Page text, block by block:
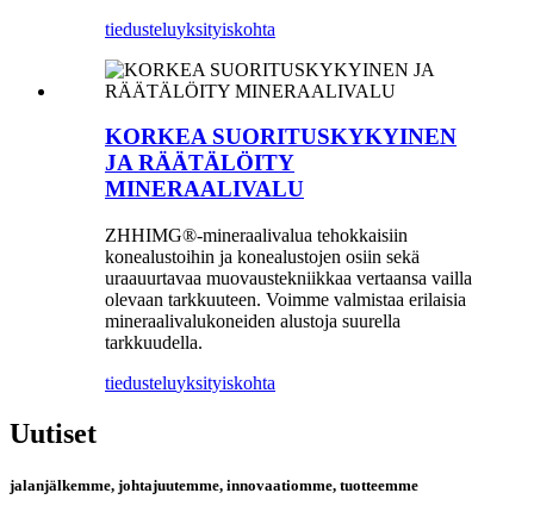
tiedusteluyksityiskohta
KORKEA SUORITUSKYKYINEN
JA RÄÄTÄLÖITY
MINERAALIVALU
ZHHIMG®-mineraalivalua tehokkaisiin
konealustoihin ja konealustojen osiin sekä
uraauurtavaa muovaustekniikkaa vertaansa vailla
olevaan tarkkuuteen. Voimme valmistaa erilaisia ​​
mineraalivalukoneiden alustoja suurella
tarkkuudella.
tiedusteluyksityiskohta
Uutiset
jalanjälkemme, johtajuutemme, innovaatiomme, tuotteemme